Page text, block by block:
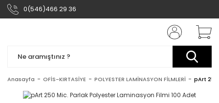
0(546)466 29 36
Anasayfa OFİS-KIRTASİYE POLYESTER LAMİNASYON FİLMLERİ pArt 250